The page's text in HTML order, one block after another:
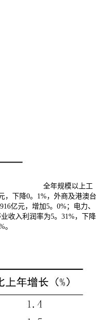
全年规模以上工
，下降0。1%，外商及港澳台
亿元，增加5。0%；电力、
收入利润率为5。31%，下降
。